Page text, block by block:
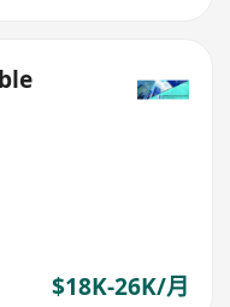
$18K-26K/月